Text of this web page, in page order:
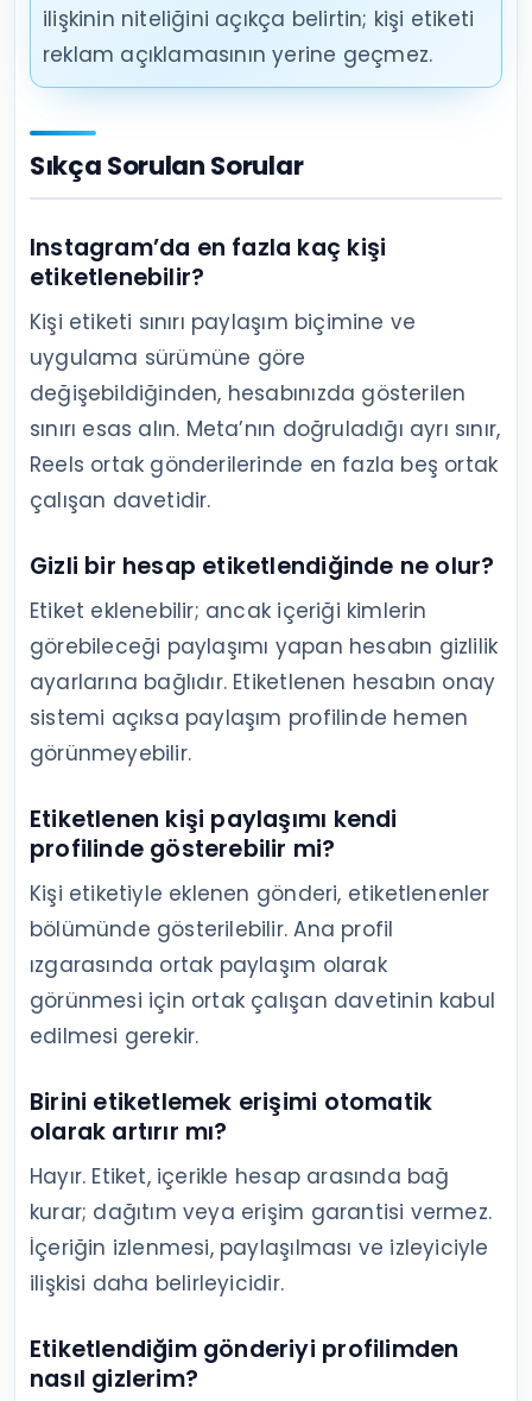
ilişkinin niteliğini açıkça belirtin; kişi etiketi
reklam açıklamasının yerine geçmez.
Sıkça Sorulan Sorular
Instagram’da en fazla kaç kişi
etiketlenebilir?
Kişi etiketi sınırı paylaşım biçimine ve
uygulama sürümüne göre
değişebildiğinden, hesabınızda gösterilen
sınırı esas alın. Meta’nın doğruladığı ayrı sınır,
Reels ortak gönderilerinde en fazla beş ortak
çalışan davetidir.
Gizli bir hesap etiketlendiğinde ne olur?
Etiket eklenebilir; ancak içeriği kimlerin
görebileceği paylaşımı yapan hesabın gizlilik
ayarlarına bağlıdır. Etiketlenen hesabın onay
sistemi açıksa paylaşım profilinde hemen
görünmeyebilir.
Etiketlenen kişi paylaşımı kendi
profilinde gösterebilir mi?
Kişi etiketiyle eklenen gönderi, etiketlenenler
bölümünde gösterilebilir. Ana profil
ızgarasında ortak paylaşım olarak
görünmesi için ortak çalışan davetinin kabul
edilmesi gerekir.
Birini etiketlemek erişimi otomatik
olarak artırır mı?
Hayır. Etiket, içerikle hesap arasında bağ
kurar; dağıtım veya erişim garantisi vermez.
İçeriğin izlenmesi, paylaşılması ve izleyiciyle
ilişkisi daha belirleyicidir.
Etiketlendiğim gönderiyi profilimden
nasıl gizlerim?